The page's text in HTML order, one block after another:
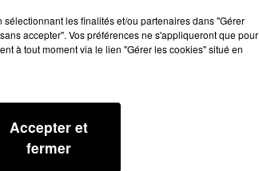
les finalités et/ou partenaires dans "Gérer
accepter". Vos préférences ne s'appliqueront que pour
à tout moment via le lien "Gérer les cookies" situé en
Accepter et
fermer